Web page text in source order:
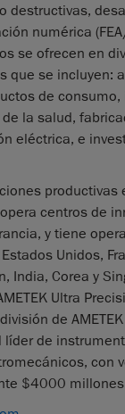
destructivas,
numérica
se ofrecen en
que se incluyen:
de
la salud,
eléctrica, e
productivas
centros de
y tiene
Unidos,
India, Corea y
Ultra
de
de
con
$4000